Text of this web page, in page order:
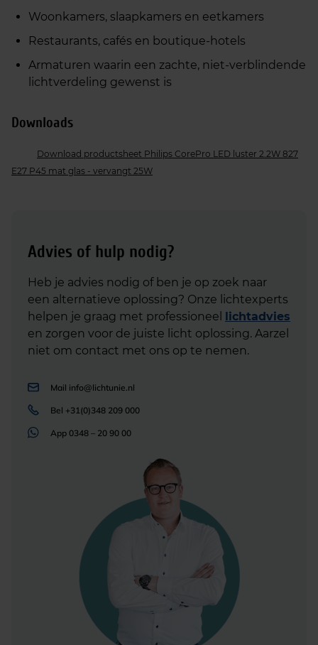
Woonkamers, slaapkamers en eetkamers
Restaurants, cafés en boutique‑hotels
Armaturen waarin een zachte, niet‑verblindende
lichtverdeling gewenst is
Downloads
Download productsheet Philips CorePro LED luster 2.2W 827
E27 P45 mat glas - vervangt 25W
Advies of hulp nodig?
Heb je advies nodig of ben je op zoek naar
een alternatieve oplossing? Onze lichtexperts
helpen je graag met professioneel lichtadvies
en zorgen voor de juiste licht oplossing. Aarzel
niet om contact met ons op te nemen.
Mail info@lichtunie.nl
Bel +31(0)348 209 000
App 0348 – 20 90 00